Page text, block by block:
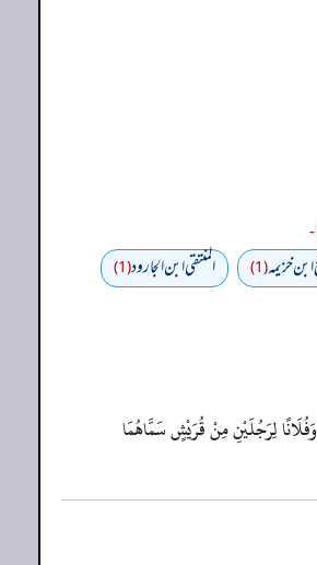
ابن خزيمه(1) المنتقى ابن الجارود(1)
لِرَجُلَيْنِ مِنْ قُرَيْشٍ سَمَّاهُمَا